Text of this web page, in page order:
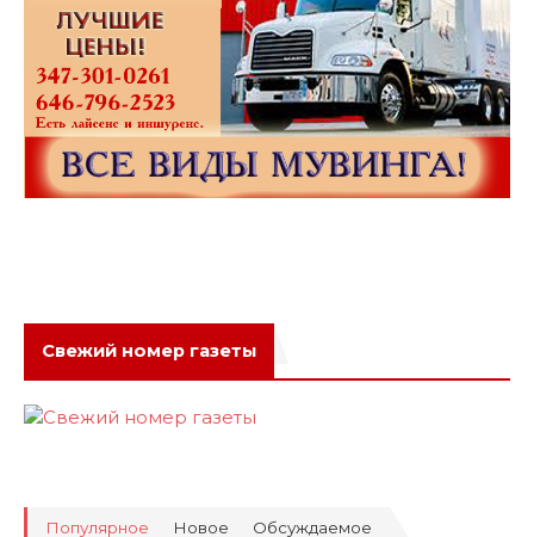
Свежий номер газеты
Популярное Новое Обсуждаемое